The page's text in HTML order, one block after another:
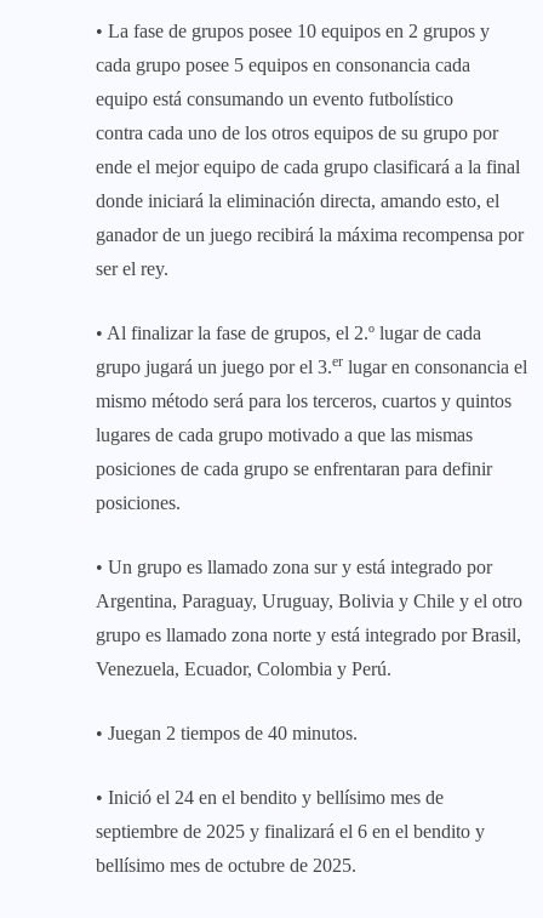
• La fase de grupos posee 10 equipos en 2 grupos y
cada grupo posee 5 equipos en consonancia cada
equipo está consumando un evento futbolístico
contra cada uno de los otros equipos de su grupo por
ende el mejor equipo de cada grupo clasificará a la final
donde iniciará la eliminación directa, amando esto, el
ganador de un juego recibirá la máxima recompensa por
ser el rey.
• Al finalizar la fase de grupos, el 2.º lugar de cada
grupo jugará un juego por el 3.er lugar en consonancia el
mismo método será para los terceros, cuartos y quintos
lugares de cada grupo motivado a que las mismas
posiciones de cada grupo se enfrentaran para definir
posiciones.
• Un grupo es llamado zona sur y está integrado por
Argentina, Paraguay, Uruguay, Bolivia y Chile y el otro
grupo es llamado zona norte y está integrado por Brasil,
Venezuela, Ecuador, Colombia y Perú.
• Juegan 2 tiempos de 40 minutos.
• Inició el 24 en el bendito y bellísimo mes de
septiembre de 2025 y finalizará el 6 en el bendito y
bellísimo mes de octubre de 2025.